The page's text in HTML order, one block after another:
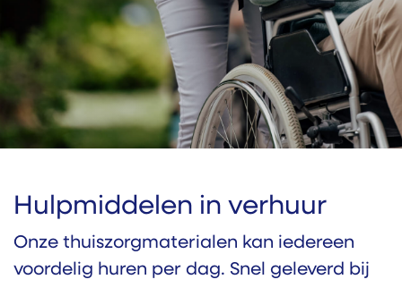
Hulpmiddelen in verhuur
Onze thuiszorgmaterialen kan iedereen
voordelig huren per dag. Snel geleverd bij